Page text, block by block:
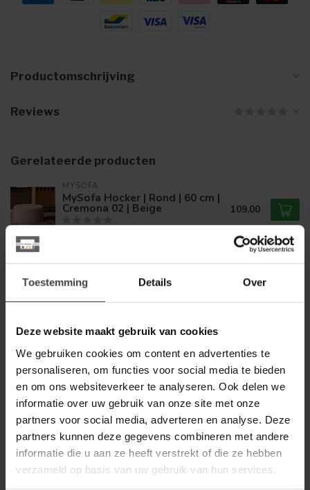
Toestemming Details Over
Deze website maakt gebruik van cookies
We gebruiken cookies om content en advertenties te
personaliseren, om functies voor social media te bieden
en om ons websiteverkeer te analyseren. Ook delen we
informatie over uw gebruik van onze site met onze
partners voor social media, adverteren en analyse. Deze
partners kunnen deze gegevens combineren met andere
informatie die u aan ze heeft verstrekt of die ze hebben
verzameld op basis van uw gebruik van hun services.
Productomschrijving
Reviews
Gerelateerde producten
MYSOFA
MySofa Hocker | Rond | 60 cm |
Cremona 02 | Beige 109,00
MySofa Hocker | Rond | 60 cm |
Cremona 14 | Taupe
WOONSTIJL
WoonStijl Salontafel Tinto
poef set van 2 Brons glas
Op voorraad
299,00
MYSONS
MySons Poef Baggy Ø70 -
Coco Mustard 139,00